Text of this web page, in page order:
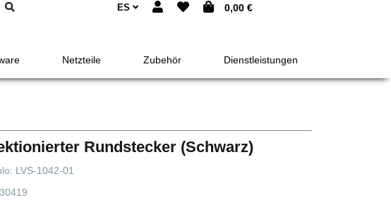
ES 0,00 €
Netzteile Zubehör Dienstleistungen
Rundstecker (Schwarz)
LVS-1042-01